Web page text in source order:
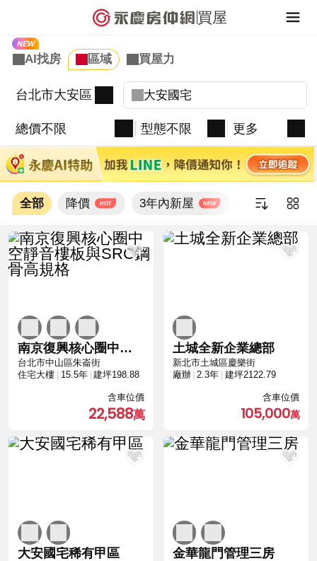
買屋
台北市大安區
總價不限 型態不限 更多
全部 降價 3年內新屋 新上架
南京復興核心圈中空靜音樓板與SRC鋼骨高規格
台北市中山區朱崙街
住宅大樓
15.5年 建坪198.88
含車位價
22,588
土城全新企業總部
新北市土城區慶樂街
廠辦
2.3年 建坪2122.79
含車位價
105,000
大安國宅稀有甲區 金華龍門管理三房